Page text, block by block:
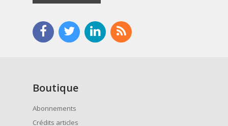
Boutique
Abonnements
Crédits articles